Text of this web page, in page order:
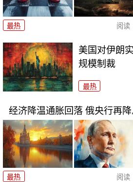
最热 阅读
美国对伊朗
规模制裁
最热
经济降温通胀回落 俄央行再降
最热 阅读